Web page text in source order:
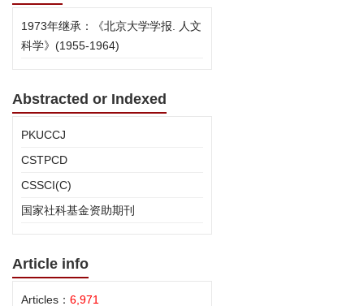
1973年继承：《北京大学学报. 人文
科学》(1955-1964)
Abstracted or Indexed
PKUCCJ
CSTPCD
CSSCI(C)
国家社科基金资助期刊
Article info
Articles： 6,971